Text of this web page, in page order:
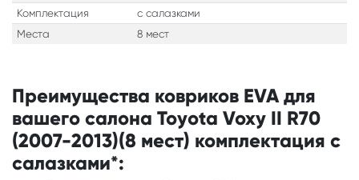
Комплектация
с салазками
Места
8 мест
Преимущества ковриков EVA для
вашего салона Toyota Voxy II R70
(2007-2013)(8 мест) комплектация с
салазками*: